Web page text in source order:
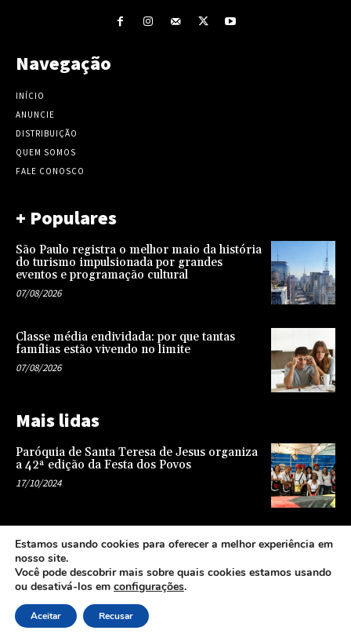
Navegação
INÍCIO
ANUNCIE
DISTRIBUIÇÃO
QUEM SOMOS
FALE CONOSCO
+ Populares
São Paulo registra o melhor maio da história
do turismo impulsionada por grandes
eventos e programação cultural
07/08/2026
Classe média endividada: por que tantas
famílias estão vivendo no limite
07/08/2026
Mais lidas
Paróquia de Santa Teresa de Jesus organiza
a 42ª edição da Festa dos Povos
17/10/2024
Representatividade na infância: o papel da
escola na formação de uma sociedade mais
justa e equitativa
26/04/2024
Estamos usando cookies para oferecer a melhor experiência em
nosso site.
Você pode descobrir mais sobre quais cookies estamos usando
ou desativá-los em configurações.
Aceitar Recusar